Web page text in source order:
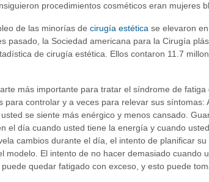
procedimientos cosméticos eran mujeres
de las minorías de cirugía estética se elevaron
pasado, la Sociedad americana para la Cirugía
de cirugía estética. Ellos contaron 11.7
más importante para tratar el síndrome de fatiga
para controlar y a veces para relevar sus síntomas:
se siente más enérgico y menos cansado.
el día cuando usted tiene la energía y cuando
cambios durante el día, el intento de planificar
modelo. El intento de no hacer demasiado cuando
quedar fatigado con exceso, y esto puede